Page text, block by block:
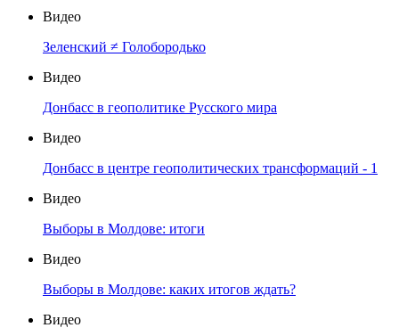
Видео
Зеленский ≠ Голобородько
Видео
Донбасс в геополитике Русского мира
Видео
Донбасс в центре геополитических трансформаций - 1
Видео
Выборы в Молдове: итоги
Видео
Выборы в Молдове: каких итогов ждать?
Видео